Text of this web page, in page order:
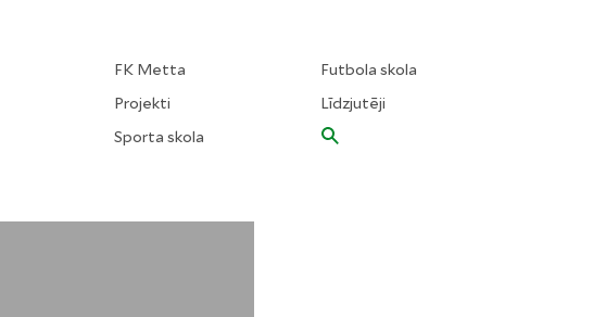
FK Metta
Projekti
Sporta skola
Futbola skola
Līdzjutēji